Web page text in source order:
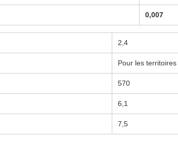
0,007
2,4
Pour les
570
6,1
7,5